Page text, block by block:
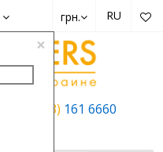
×
RU
грн.
+38 (063) 161 6660